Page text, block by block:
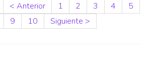
< Anterior 1 2 3 4
5
9 10
Siguiente >